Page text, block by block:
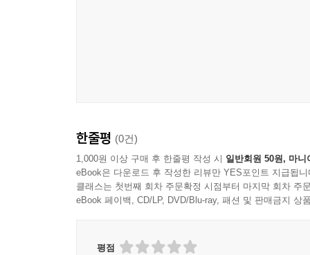
한국사회과학 이론의 보편주의＿서구보편주의 세
세계관은 주체적 상호작용을 통해 ‘공존의 원리’
논리다. 다원보편주의 세계관의 원형은 동양적 사
위한 중국의 국내외 전략을 논의한다.
문명연구 총서
논의해야 할 다양한 주제를 다룬다. 각 분야 전문
한줄평 (0건)
1,000원 이상 구매 후 한줄평 작성 시 일반회원 50원, 마니
eBook은 다운로드 후 작성한 리뷰만 YES포인트 지급됩니
클래스는 첫번째 회차 주문확정 시점부터 마지막 회차 주
eBook 페이백, CD/LP, DVD/Blu-ray, 패션 및 판매금지 상
평점